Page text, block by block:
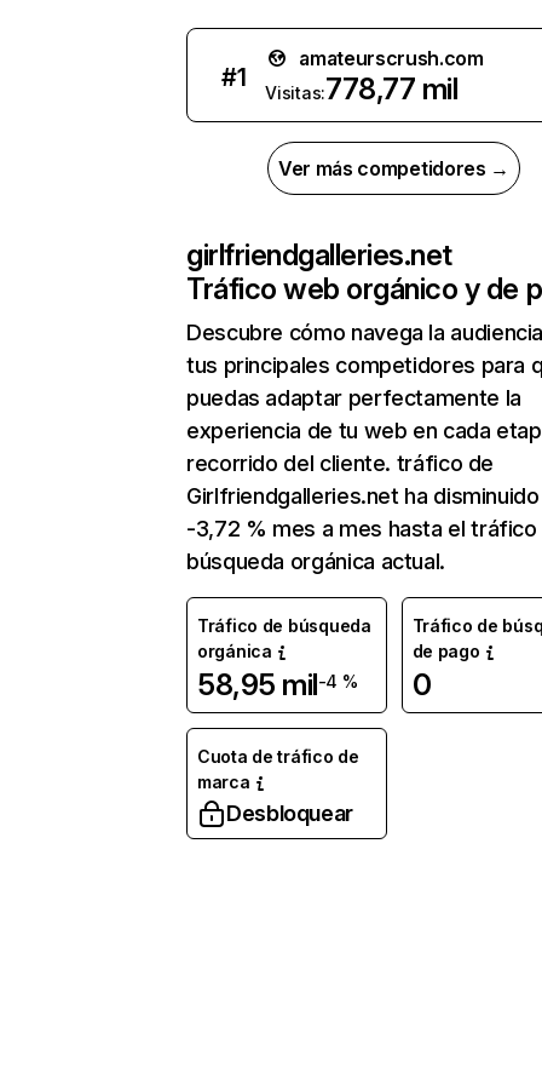
#1
amateurscrush.com
Visitas:778,77 mil
Ver más competidores →
girlfriendgalleries.net
Tráfico web orgánico y de
Descubre cómo navega la
tus principales competidores para
puedas adaptar perfectamente la
experiencia de tu web en cada
recorrido del cliente. tráfico de
Girlfriendgalleries.net ha
-3,72 % mes a mes hasta el tráfico
búsqueda orgánica actual.
Tráfico de búsqueda
orgánica
58,95 mil-4 %
Tráfico de
de pago
0
Cuota de tráfico de
marca
Desbloquear